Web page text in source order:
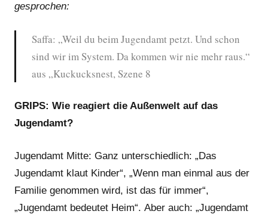
gesprochen:
Saffa: „Weil du beim Jugendamt petzt. Und schon
sind wir im System. Da kommen wir nie mehr raus.“
aus „Kuckucksnest, Szene 8
GRIPS: Wie reagiert die Außenwelt auf das
Jugendamt?
Jugendamt Mitte: Ganz unterschiedlich: „Das
Jugendamt klaut Kinder“, „Wenn man einmal aus der
Familie genommen wird, ist das für immer“,
„Jugendamt bedeutet Heim“. Aber auch: „Jugendamt